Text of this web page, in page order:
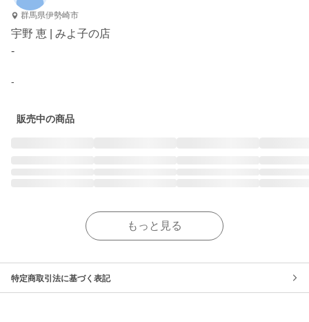
群馬県伊勢崎市
宇野 恵 | みよ子の店
-
-
販売中の商品
もっと見る
特定商取引法に基づく表記